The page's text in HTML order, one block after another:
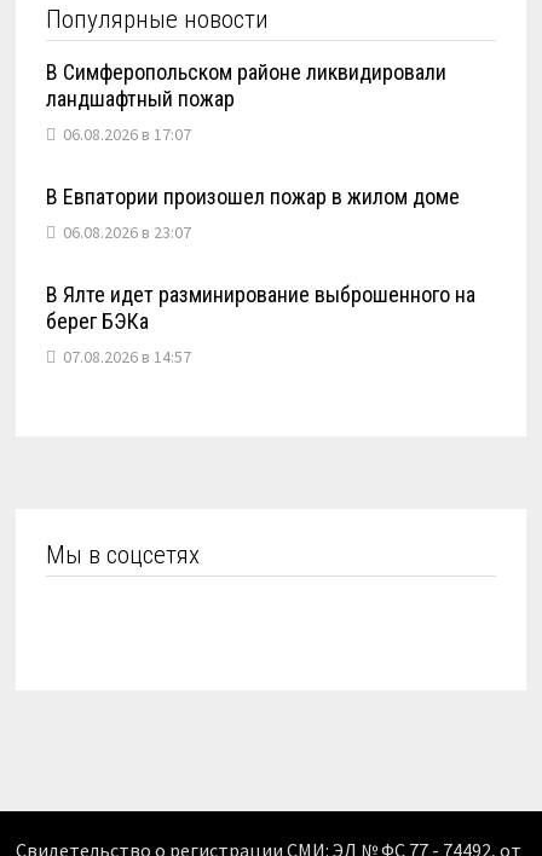
Популярные новости
В Симферопольском районе ликвидировали
ландшафтный пожар
06.08.2026 в 17:07
В Евпатории произошел пожар в жилом доме
06.08.2026 в 23:07
В Ялте идет разминирование выброшенного на
берег БЭКа
07.08.2026 в 14:57
Мы в соцсетях
Свидетельство о регистрации СМИ: ЭЛ № ФС 77 - 74492, от